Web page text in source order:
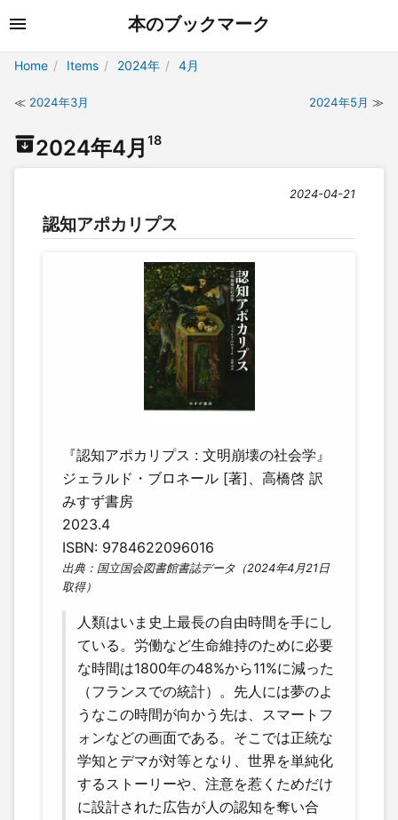
本のブックマーク
Home Items 2024年 4月
2024年3月 2024年5月
2024年4月 18
2024-04-21
認知アポカリプス
『認知アポカリプス : 文明崩壊の社会学』
ジェラルド・ブロネール [著]、高橋啓 訳
みすず書房
2023.4
ISBN: 9784622096016
出典：国立国会図書館書誌データ（2024年4月21日
取得）
人類はいま史上最長の自由時間を手にし
ている。労働など生命維持のために必要
な時間は1800年の48%から11%に減った
（フランスでの統計）。先人には夢のよ
うなこの時間が向かう先は、スマートフ
ォンなどの画面である。そこでは正統な
学知とデマが対等となり、世界を単純化
するストーリーや、注意を惹くためだけ
に設計された広告が人の認知を奪い合